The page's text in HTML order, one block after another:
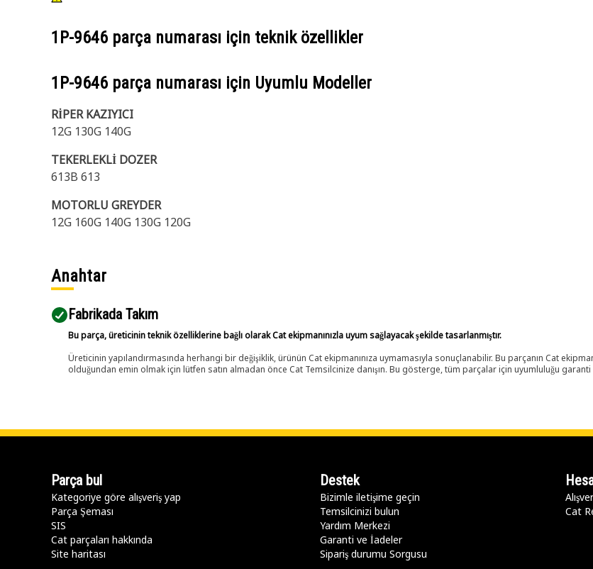
1P-9646 parça numarası için teknik özellikler
1P-9646 parça numarası için Uyumlu Modeller
RİPER KAZIYICI
12G 130G 140G
TEKERLEKLİ DOZER
613B 613
MOTORLU GREYDER
12G 160G 140G 130G 120G
Anahtar
Fabrikada Takım
Bu parça, üreticinin teknik özelliklerine bağlı olarak Cat ekipmanınızla uyum sağlayacak şekilde tasarlanmıştır.
Üreticinin yapılandırmasında herhangi bir değişiklik, ürünün Cat ekipmanınıza uymamasıyla sonuçlanabilir. Bu parçanın Cat
olduğundan emin olmak için lütfen satın almadan önce Cat Temsilcinize danışın. Bu gösterge, tüm parçalar için uyumluluğu garanti
Parça bul
Kategoriye göre alışveriş yap
Parça Şeması
SIS
Cat parçaları hakkında
Site haritası
Destek
Bizimle iletişime geçin
Temsilcinizi bulun
Yardım Merkezi
Garanti ve İadeler
Sipariş durumu Sorgusu
Cat